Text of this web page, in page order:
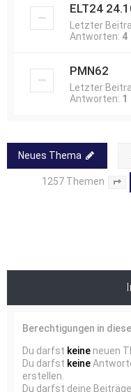
ELT24
Letzter
Antworten: 4
PMN62
Letzter
Antworten: 1
Neues Thema
1257 Themen
Berechtigungen in
Du darfst keine neuen
Du darfst keine
erstellen.
Du darfst deine